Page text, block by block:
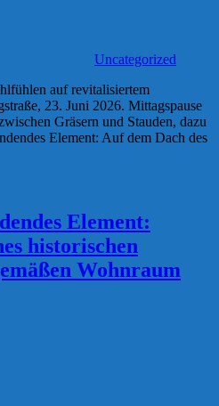
Uncategorized
auf revitalisiertem
23. Juni 2026. Mittagspause
Gräsern und Stauden, dazu
Element: Auf dem Dach des
Element:
historischen
Wohnraum